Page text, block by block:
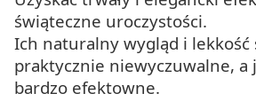
świąteczne uroczystości.
Ich naturalny wygląd i lekkość
praktycznie niewyczuwalne, a
bardzo efektowne.